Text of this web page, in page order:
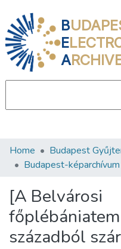
B
E
A
Communities &
Statistics
About us
Home Budapest
Budapest-képarchívum
[A Belvárosi
századból